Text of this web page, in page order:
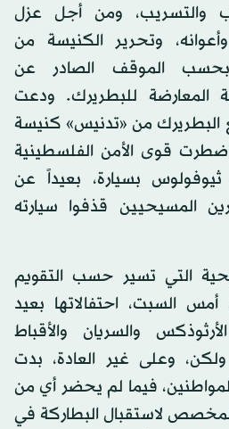
والتسريب، ومن أجل عزل
وتحرير الكنيسة من
بحسب الموقف الصادر عن
المعارضة للبطريرك. ودعت
البطريرك من «تدنيس» كنيسة
قوى الأمن الفلسطينية
بسيارة، بعيداً عن
المسيحيين قذفوا سيارته
التي تسير حسب التقويم
السبت، احتفالاتها بعيد
والسريان والأقباط
وعلى غير العادة، بدت
فيما لم يحضر أي من
لاستقبال البطاركة في